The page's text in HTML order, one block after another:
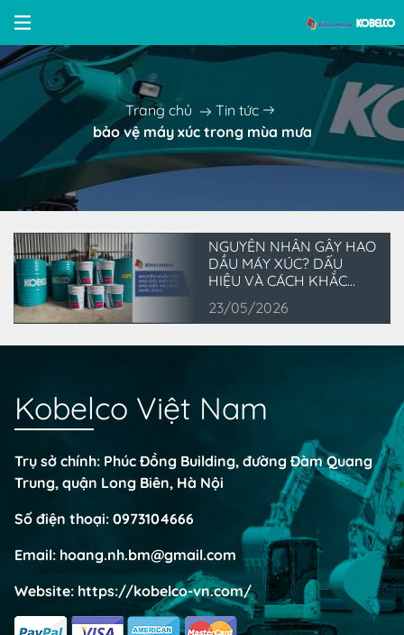
Trang chủ
Tin tức
bảo vệ máy xúc trong mùa mưa
NGUYÊN NHÂN GÂY HAO
DẦU MÁY XÚC? DẤU
HIỆU VÀ CÁCH KHẮC
PHỤC
23/05/2026
Kobelco Việt Nam
Trụ sở chính: Phúc Đồng Building, đường Đàm Quang
Trung, quận Long Biên, Hà Nội
Số điện thoại: 0973104666
Email: hoang.nh.bm@gmail.com
Website: https://kobelco-vn.com/